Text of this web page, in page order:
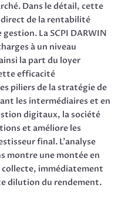
Dans le détail, cette
de la rentabilité
La SCPI DARWIN
à un niveau
la part du loyer
efficacité
piliers de la stratégie de
les intermédiaires et en
digitaux, la société
et améliore les
final. L’analyse
montre une montée en
collecte, immédiatement
dilution du rendement.